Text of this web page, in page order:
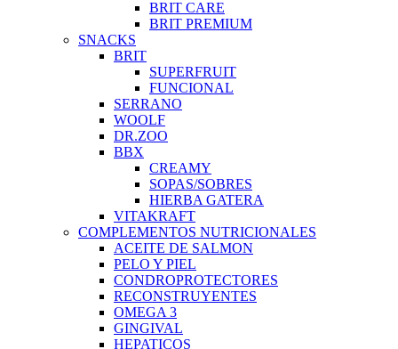
BRIT CARE
BRIT PREMIUM
SNACKS
BRIT
SUPERFRUIT
FUNCIONAL
SERRANO
WOOLF
DR.ZOO
BBX
CREAMY
SOPAS/SOBRES
HIERBA GATERA
VITAKRAFT
COMPLEMENTOS NUTRICIONALES
ACEITE DE SALMON
PELO Y PIEL
CONDROPROTECTORES
RECONSTRUYENTES
OMEGA 3
GINGIVAL
HEPATICOS